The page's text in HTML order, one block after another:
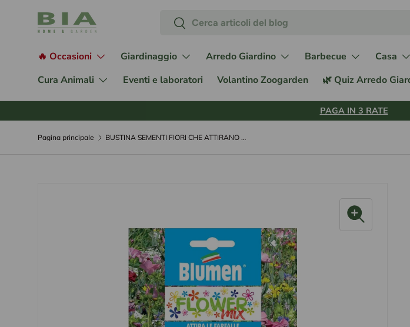
Passa ai contenuti Cerca
Cerca
🔥 Occasioni Giardinaggio Arredo Giardino Barbecue Casa
Cura Animali
Eventi e laboratori Volantino Zoogarden 🌿 Quiz Arredo
PAGA IN 3 RATE
Pagina principale BUSTINA SEMENTI FIORI CHE ATTIRANO LE FARFALLE